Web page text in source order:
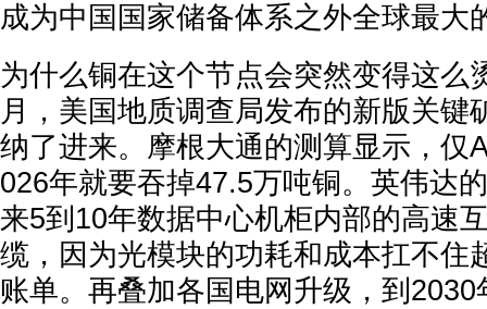
成为中国国家储备体系之外全球最大
为什么铜在这个节点会突然变得这么
月，美国地质调查局发布的新版关键
纳了进来。摩根大通的测算显示，仅
026年就要吞掉47.5万吨铜。英伟达
来5到10年数据中心机柜内部的高速
缆，因为光模块的功耗和成本扛不住
账单。再叠加各国电网升级，到